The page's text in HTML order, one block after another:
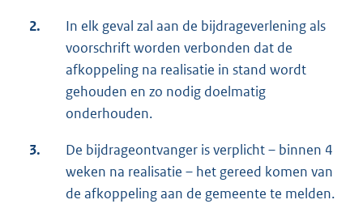
2.
In elk geval zal aan de bijdrageverlening als
voorschrift worden verbonden dat de
afkoppeling na realisatie in stand wordt
gehouden en zo nodig doelmatig
onderhouden.
3.
De bijdrageontvanger is verplicht – binnen 4
weken na realisatie – het gereed komen van
de afkoppeling aan de gemeente te melden.